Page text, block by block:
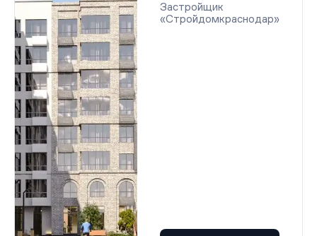
Застройщик
«Стройдомкраснодар»